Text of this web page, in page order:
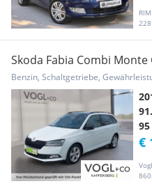
Skoda Fabia Combi Monte
Benzin, Schaltgetriebe,
95
€